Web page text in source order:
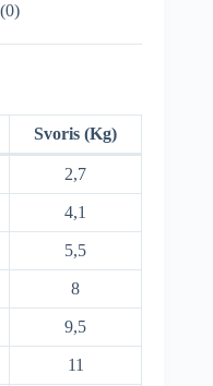
Svoris (Kg)
2,7
4,1
5,5
8
9,5
11